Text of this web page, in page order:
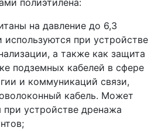
полиэтилена:
на давление до 6,3
при устройстве
а также как защита
подземных кабелей в сфере
и коммуникаций связи,
кабель. Может
при устройстве дренажа